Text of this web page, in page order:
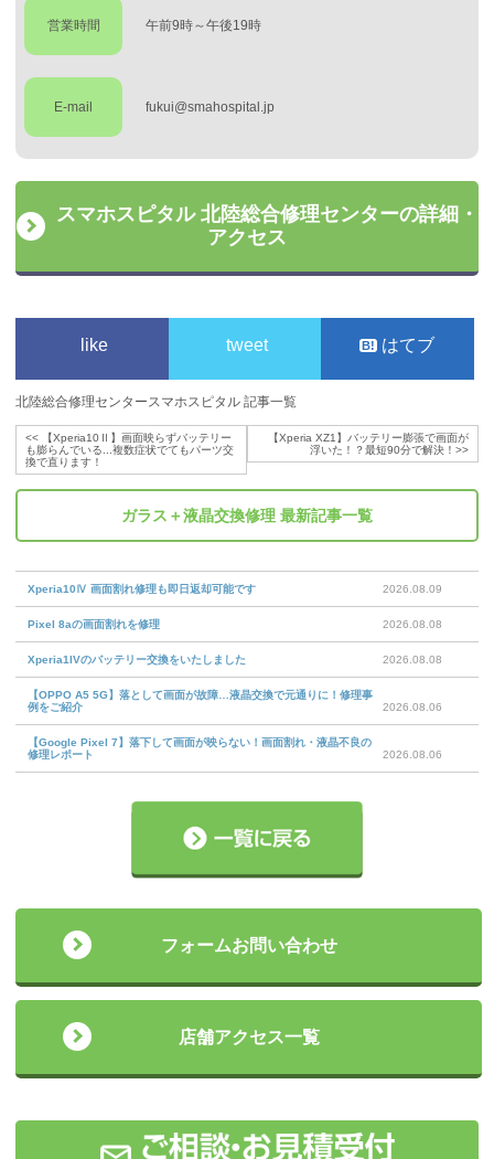
営業時間 午前9時～午後19時
E-mail fukui@smahospital.jp
スマホスピタル 北陸総合修理センターの詳細・
アクセス
like tweet はてブ
北陸総合修理センタースマホスピタル 記事一覧
<<
【Xperia10Ⅱ】画面映らずバッテリー
も膨らんでいる...複数症状でてもパーツ交
換で直ります！
【Xperia XZ1】バッテリー膨張で画面が
浮いた！？最短90分で解決！ >>
ガラス＋液晶交換修理 最新記事一覧
Xperia10Ⅳ 画面割れ修理も即日返却可能です 2026.08.09
Pixel 8aの画面割れを修理 2026.08.08
Xperia1IVのバッテリー交換をいたしました 2026.08.08
【OPPO A5 5G】落として画面が故障…液晶交換で元通りに！修理事
例をご紹介
2026.08.06
【Google Pixel 7】落下して画面が映らない！画面割れ・液晶不良の
修理レポート
2026.08.06
フォームお問い合わせ
店舗アクセス一覧